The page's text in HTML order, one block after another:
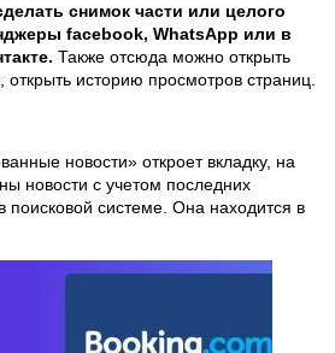
снимок части или целого
facebook, WhatsApp или в
Также отсюда можно открыть
открыть историю просмотров страниц.
новости» откроет вкладку, на
новости с учетом последних
поисковой системе. Она находится в